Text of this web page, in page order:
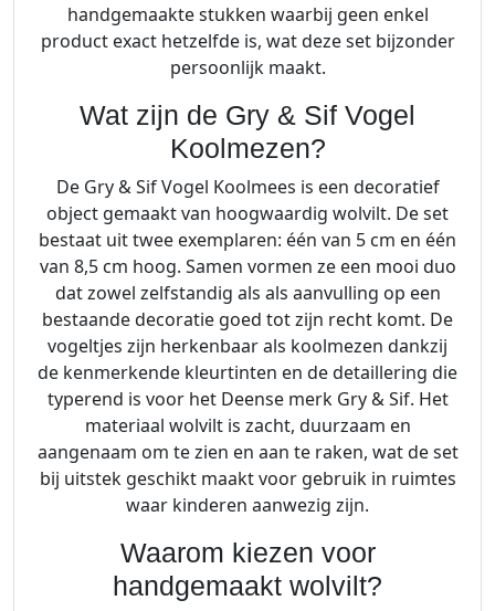
8
a
n
n
handgemaakte stukken waarbij geen enkel
product exact hetzelfde is, wat deze set bijzonder
persoonlijk maakt.
Wat zijn de Gry & Sif Vogel
Koolmezen?
De Gry & Sif Vogel Koolmees is een decoratief
object gemaakt van hoogwaardig wolvilt. De set
bestaat uit twee exemplaren: één van 5 cm en één
van 8,5 cm hoog. Samen vormen ze een mooi duo
dat zowel zelfstandig als als aanvulling op een
bestaande decoratie goed tot zijn recht komt. De
vogeltjes zijn herkenbaar als koolmezen dankzij
de kenmerkende kleurtinten en de detaillering die
typerend is voor het Deense merk Gry & Sif. Het
materiaal wolvilt is zacht, duurzaam en
aangenaam om te zien en aan te raken, wat de set
bij uitstek geschikt maakt voor gebruik in ruimtes
waar kinderen aanwezig zijn.
Waarom kiezen voor
handgemaakt wolvilt?